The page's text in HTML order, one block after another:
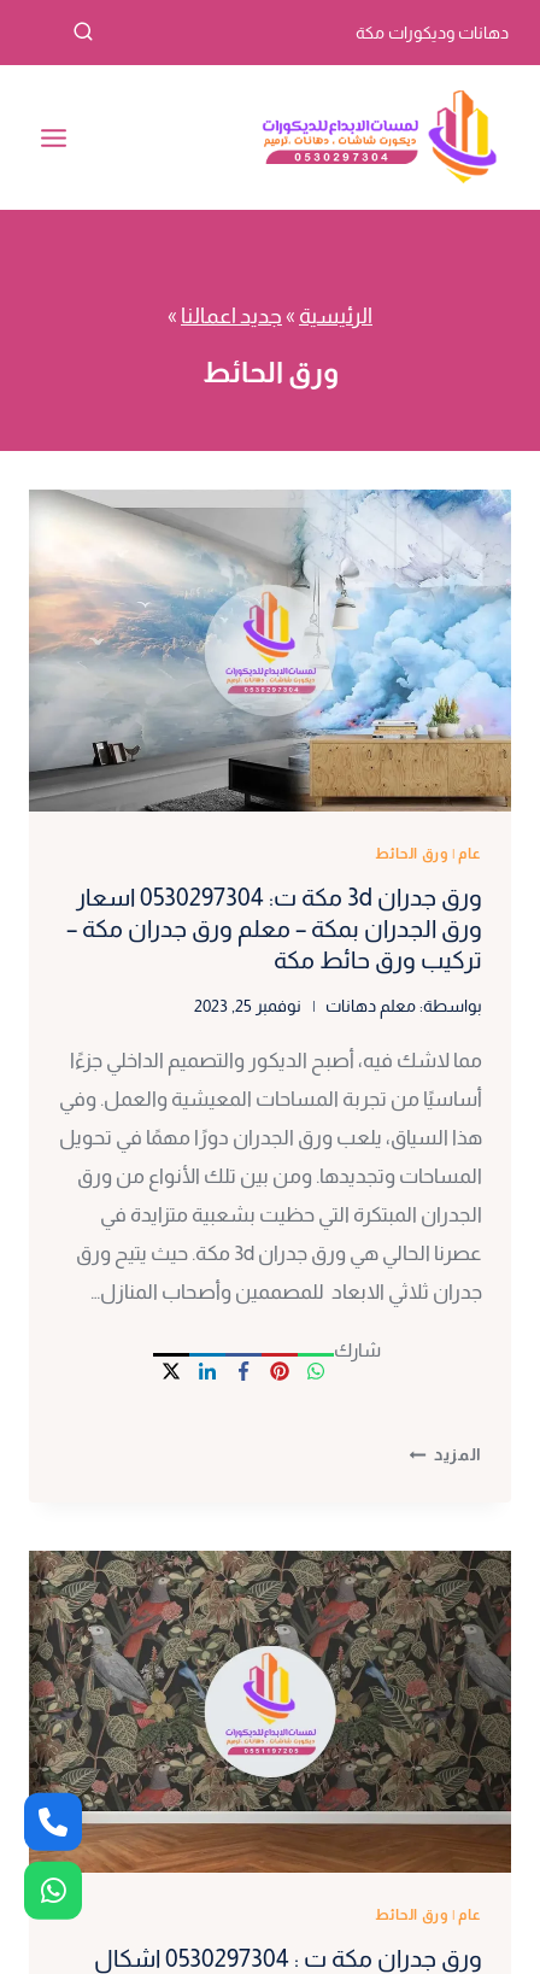
المحتوى
دهانات وديكورات مكة
الرئيسية » جديد اعمالنا »
ورق الحائط
عام | ورق الحائط
ورق جدران 3d مكة ت: 0530297304 اسعار
ورق الجدران بمكة – معلم ورق جدران مكة –
تركيب ورق حائط مكة
بواسطة: معلم دهانات نوفمبر 25, 2023
مما لاشك فيه، أصبح الديكور والتصميم الداخلي جزءًا
أساسيًا من تجربة المساحات المعيشية والعمل. وفي
هذا السياق، يلعب ورق الجدران دورًا مهمًا في تحويل
المساحات وتجديدها. ومن بين تلك الأنواع من ورق
الجدران المبتكرة التي حظيت بشعبية متزايدة في
عصرنا الحالي هي ورق جدران 3d مكة. حيث يتيح ورق
جدران ثلاثي الابعاد للمصممين وأصحاب المنازل…
شارك
المزيد ورق
ت:
0530297304
اسعار
ورق
الجدران
بمكة
–
معلم
ورق
مكة
ورق
عام| ورق الحائط
ورق جدران مكة ت : 0530297304 اشكال